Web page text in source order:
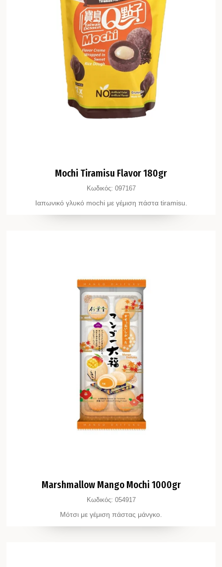
Mochi Tiramisu Flavor 180gr
Κωδικός: 097167
Ιαπωνικό γλυκό mochi με γέμιση πάστα tiramisu.
Marshmallow Mango Mochi 1000gr
Κωδικός: 054917
Μότσι με γέμιση πάστας μάνγκο.